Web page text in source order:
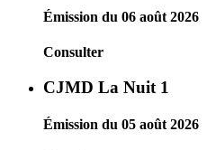
Émission du 06 août 2026
Consulter
CJMD La Nuit 1
Émission du 05 août 2026